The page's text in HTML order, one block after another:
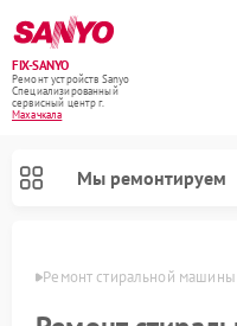
FIX-SANYO
Ремонт устройств Sanyo
Специализированный
cервисный центр г.
Махачкала
Мы ремонтируем
Ремонт стиральной